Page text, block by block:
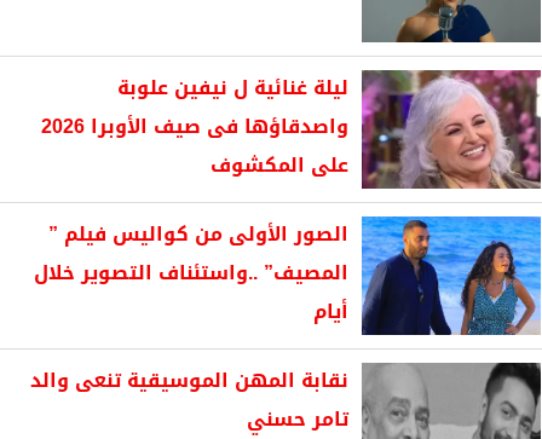
ليلة غنائية ل نيفين علوبة
واصدقاؤها فى صيف الأوبرا 2026
على المكشوف
الصور الأولى من كواليس فيلم ”
المصيف” ..واستئناف التصوير خلال
أيام
نقابة المهن الموسيقية تنعى والد
تامر حسني